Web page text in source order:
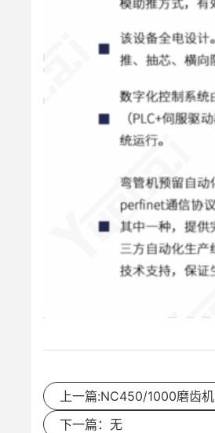
上一篇:NC450/1000磨齿机
下一篇：无